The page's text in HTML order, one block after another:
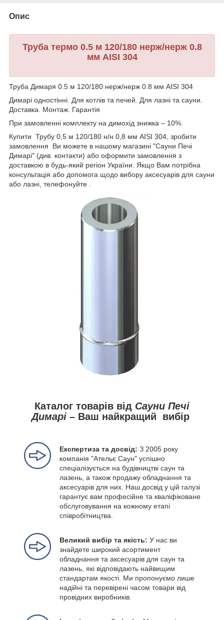
Опис
Труба термо 0.5 м 120/180 нерж/нерж 0.8
мм AISI 304
Труба Димаря 0.5 м 120/180 нерж/нерж 0.8 мм AISI 304
Димарі одностінні. Для котлів та печей. Для лазні та сауни.
Доставка. Монтаж. Гарантія
При замовленні комплекту на димохід знижка – 10%.
Купити Трубу 0,5 м 120/180 н/н 0,8 мм AISI 304, зробити
замовлення Ви можете в нашому магазині "Сауни Печі
Димарі" (див. контакти) або оформити замовлення з
доставкою в будь-який регіон України. Якщо Вам потрібна
консультація або допомога щодо вибору аксесуарів для сауни
або лазні, телефонуйте .
Каталог товарів від Сауни Печі
Димарі – Ваш найкращий вибір
Експертиза та досвід: З 2005 року
компанія "Ательє Саун" успішно
спеціалізується на будівництві саун та
лазень, а також продажу обладнання та
аксесуарів для них. Наш досвід у цій галузі
гарантує вам професійне та кваліфіковане
обслуговування на кожному етапі
співробітництва.
Великий вибір та якість: У нас ви
знайдете широкий асортимент
обладнання та аксесуарів для саун та
лазень, які відповідають найвищим
стандартам якості. Ми пропонуємо лише
надійні та перевірені часом товари від
провідних виробників.